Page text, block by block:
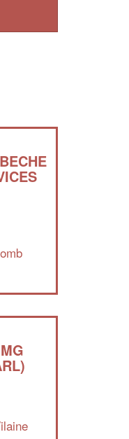
?
gagnant de
!